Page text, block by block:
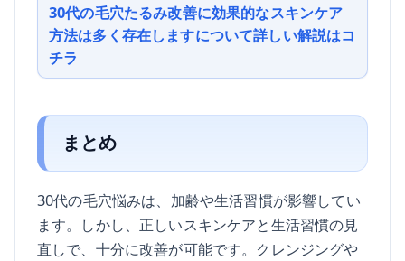
30代の毛穴たるみ改善に効果的なスキンケア
方法は多く存在しますについて詳しい解説はコ
チラ
まとめ
30代の毛穴悩みは、加齢や生活習慣が影響してい
ます。しかし、正しいスキンケアと生活習慣の見
直しで、十分に改善が可能です。クレンジングや